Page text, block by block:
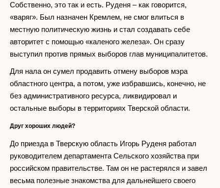
Собственно, это так и есть. Руденя – как говорится,
«варяг». Был назначен Кремлем, не смог влиться в
местную политическую жизнь и стал создавать себе
авторитет с помощью «каленого железа». Он сразу
выступил против прямых выборов глав муниципалитетов.
Для нала он сумел продавить отмену выборов мэра
областного центра, а потом, уже избравшись, конечно, не
без административного ресурса, ликвидировал и
остальные выборы в территориях Тверской области.
Друг хороших людей?
До приезда в Тверскую область Игорь Руденя работал
руководителем департамента Сельского хозяйства при
российском правительстве. Там он не растерялся и завел
весьма полезные знакомства для дальнейшего своего